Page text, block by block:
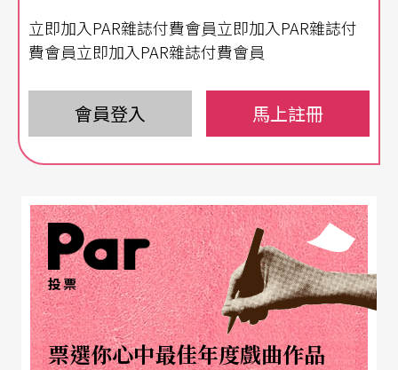
及音樂表達，在當代藝術領域已不再是新鮮事。然
而，當談及以聲音為主體但影像缺席的作品時，呈
來的聲音調變效果，讓我們得以將人為或電子機器
生成的音訊，經由重複儲存、輸入、回放與輸出等
p），並可於過程中持續干擾訊號，改變下一階段的
聲音質地。而這樣的模控學（cybernetics）特徵，
延伸了聲音事件的現場性（liveness），進而使聲音
與其物質性分離，使聽者再無法透過指涉聲音內容
去界定與某客體間的關係。
立即加入PAR雜誌付費會員立即加入PAR雜誌付
費會員立即加入PAR雜誌付費會員
會員登入 馬上註冊
投票
票選你心中最佳年度戲曲作品